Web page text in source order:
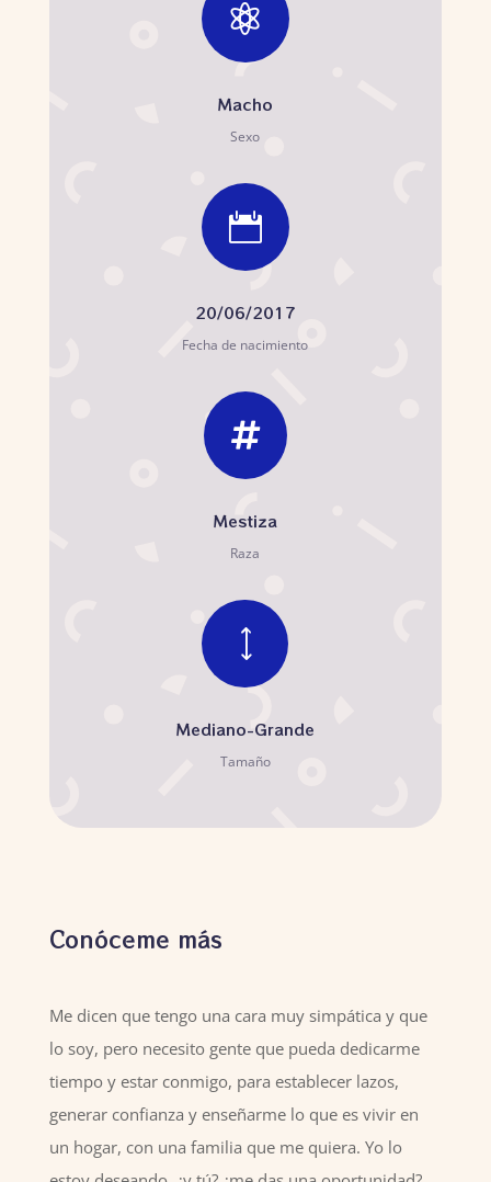

Macho
Sexo

20/06/2017
Fecha de nacimiento

Mestiza
Raza
)
Mediano-Grande
Tamaño
Conóceme más
Me dicen que tengo una cara muy simpática y que
lo soy, pero necesito gente que pueda dedicarme
tiempo y estar conmigo, para establecer lazos,
generar confianza y enseñarme lo que es vivir en
un hogar, con una familia que me quiera. Yo lo